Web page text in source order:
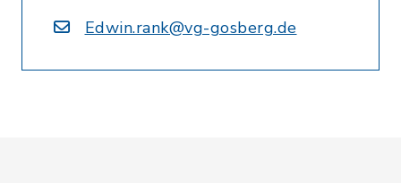
Edwin.rank@vg-gosberg.de